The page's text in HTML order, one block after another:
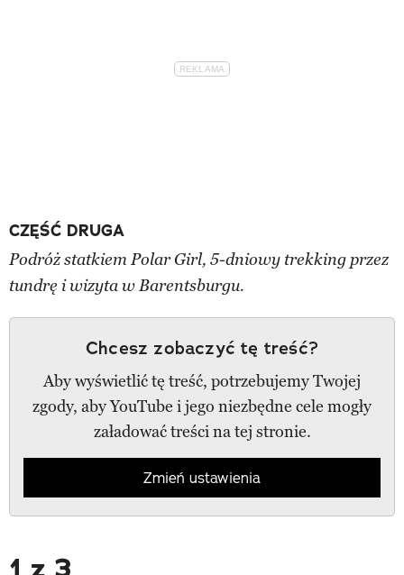
CZĘŚĆ DRUGA
Podróż statkiem Polar Girl, 5-dniowy trekking przez
tundrę i wizyta w Barentsburgu.
Chcesz zobaczyć tę treść?
Aby wyświetlić tę treść, potrzebujemy Twojej
zgody, aby YouTube i jego niezbędne cele mogły
załadować treści na tej stronie.
Zmień ustawienia